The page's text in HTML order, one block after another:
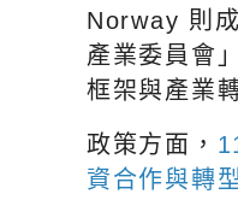
Norway 則
產業委員會
框架與產業
政策方面，
資合作與轉